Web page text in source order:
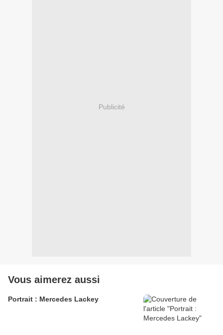
Publicité
Vous aimerez aussi
Portrait : Mercedes Lackey